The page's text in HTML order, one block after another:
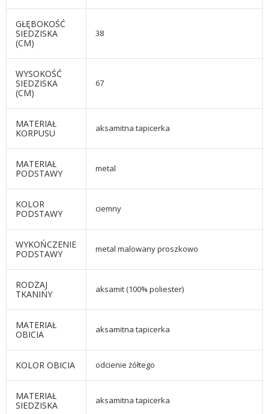
GŁĘBOKOŚĆ
SIEDZISKA
(CM)
38
WYSOKOŚĆ
SIEDZISKA
(CM)
67
MATERIAŁ
KORPUSU
aksamitna tapicerka
MATERIAŁ
PODSTAWY
metal
KOLOR
PODSTAWY
ciemny
WYKOŃCZENIE
PODSTAWY
metal malowany proszkowo
RODZAJ
TKANINY
aksamit (100% poliester)
MATERIAŁ
OBICIA
aksamitna tapicerka
KOLOR OBICIA odcienie żółtego
MATERIAŁ
SIEDZISKA
aksamitna tapicerka